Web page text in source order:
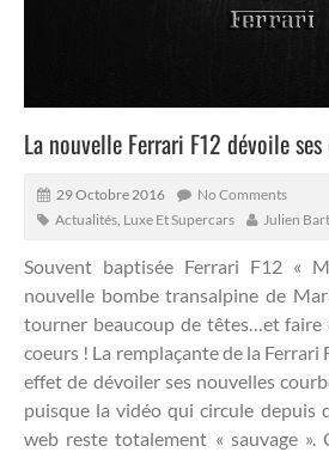
La nouvelle Ferrari F12 dévoile
29 Octobre 2016
No Comments
Actualités Luxe Et Supercars Julien
Souvent baptisée Ferrari F12 «
nouvelle bombe transalpine de
tourner beaucoup de têtes…et faire
coeurs ! La remplaçante de la
effet de dévoiler ses nouvelles
puisque la vidéo qui circule depuis
web reste totalement « sauvage ».